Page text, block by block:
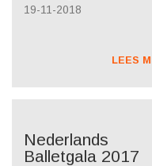
19-11-2018
LEES
Nederlands
Balletgala 2017